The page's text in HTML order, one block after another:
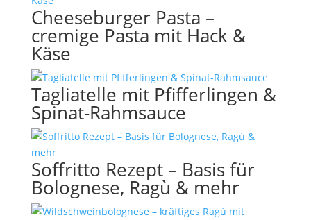
Cheeseburger Pasta –
cremige Pasta mit Hack &
Käse
Tagliatelle mit Pfifferlingen &
Spinat-Rahmsauce
Soffritto Rezept – Basis für
Bolognese, Ragù & mehr